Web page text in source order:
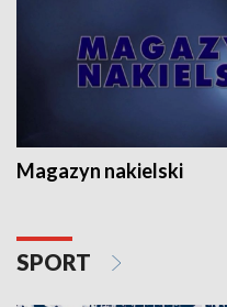
Magazyn nakielski
SPORT